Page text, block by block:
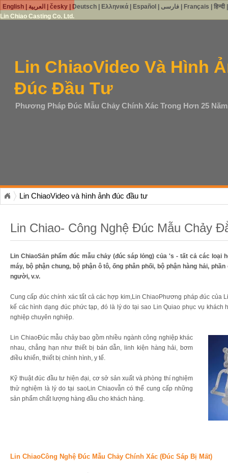
Lin Chiao Casting Co. Ltd.
Lin ChiaoVideo Và Hình
Đúc Đầu Tư
Phương Pháp Đúc Mẫu Chảy Chính Xác Trong Hơn 25 Năm
Lin ChiaoVideo và hình ảnh đúc đầu tư
Lin Chiao- Công Nghệ Đúc Mẫu Chảy
Lin ChiaoSản phẩm đúc mẫu chảy (đúc sáp lỏng) của 's - tất cả các loại
máy, bộ phận chung, bộ phận ô tô, ống phân phối, bộ phận hàng hải,
người, v.v.
Cung cấp đúc chính xác tất cả các hợp kim,Lin ChiaoPhương pháp đúc của
kế các hình dạng đúc phức tạp, đó là lý do tại sao Lin Quiao phục vụ
nghiệp chuyên nghiệp.
Lin ChiaoĐúc mẫu chảy bao gồm nhiều ngành công nghiệp khác
nhau, chẳng hạn như thiết bị bán dẫn, linh kiện hàng hải, bơm
điều khiển, thiết bị chỉnh hình, y tế.
Kỹ thuật đúc đầu tư hiện đại, cơ sở sản xuất và phòng thí nghiệm
thử nghiệm là lý do tại saoLin Chiaovẫn có thể cung cấp những
sản phẩm chất lượng hàng đầu cho khách hàng.
Lin ChiaoCông Nghệ Đúc Mẫu Chảy Chính Xác (Đúc Sáp Bị Mất)
English| العربية česky| Deutsch| Ελληνικά| Español فارسی| Français हिन्दी